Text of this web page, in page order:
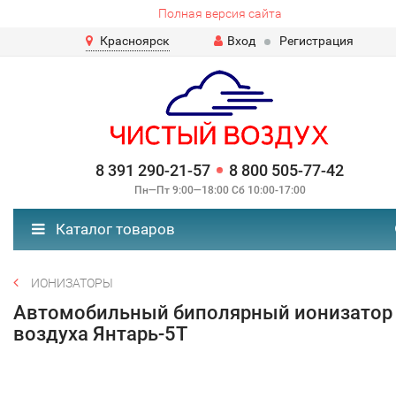
Полная версия сайта
Красноярск
Вход Регистрация
8 391 290-21-57 8 800 505-77-42
Пн—Пт 9:00—18:00 Сб 10:00-17:00
Каталог товаров
ИОНИЗАТОРЫ
Автомобильный биполярный ионизатор
воздуха Янтарь-5Т